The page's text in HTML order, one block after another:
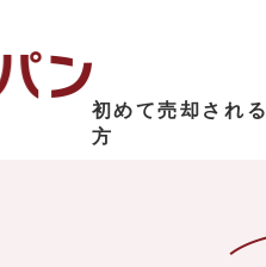
初めて売却される
方